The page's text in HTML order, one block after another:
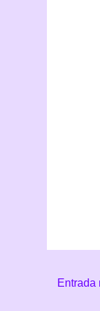
Entrada